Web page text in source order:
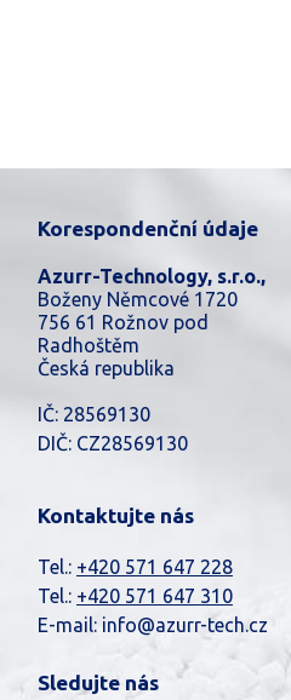
Korespondenční údaje
Azurr-Technology, s.r.o.,
Boženy Němcové 1720
756 61 Rožnov pod
Radhoštěm
Česká republika
IČ: 28569130
DIČ: CZ28569130
Kontaktujte nás
Tel.: +420 571 647 228
Tel.: +420 571 647 310
E-mail: info@azurr-tech.cz
Sledujte nás